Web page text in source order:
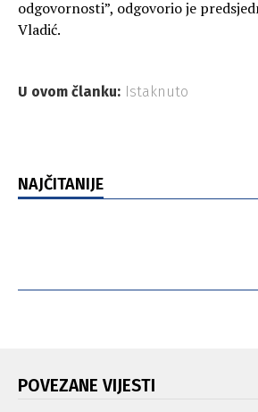
odgovornosti”, odgovorio je
Vladić.
U ovom članku: Istaknuto
NAJČITANIJE
POVEZANE VIJESTI